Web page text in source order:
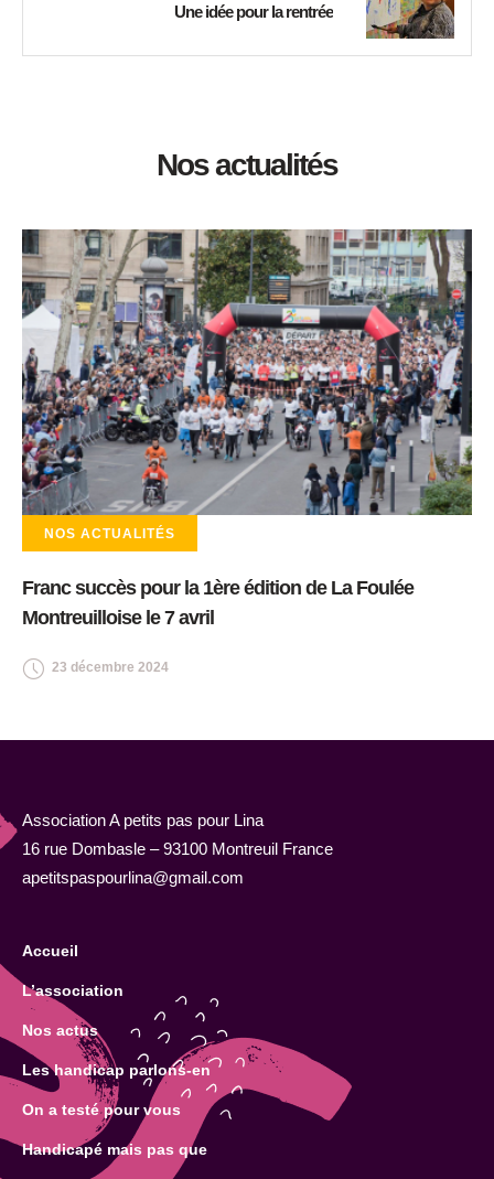
Une idée pour la rentrée
Nos actualités
NOS ACTUALITÉS
Franc succès pour la 1ère édition de La Foulée
Montreuilloise le 7 avril
23 décembre 2024
Association A petits pas pour Lina
16 rue Dombasle – 93100 Montreuil France
apetitspaspourlina@gmail.com
Accueil
L’association
Nos actus
Les handicap parlons-en
On a testé pour vous
Handicapé mais pas que